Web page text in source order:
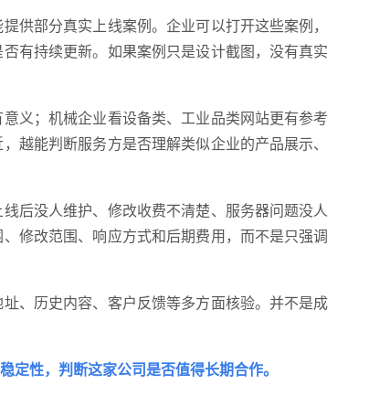
供部分真实上线案例。企业可以打开这些案例，
有持续更新。如果案例只是设计截图，没有真实
义；机械企业看设备类、工业品类网站更有参考
越能判断服务方是否理解类似企业的产品展示、
后没人维护、修改收费不清楚、服务器问题没人
修改范围、响应方式和后期费用，而不是只强调
、历史内容、客户反馈等多方面核验。并不是成
定性，判断这家公司是否值得长期合作。
· 微信小程序开发